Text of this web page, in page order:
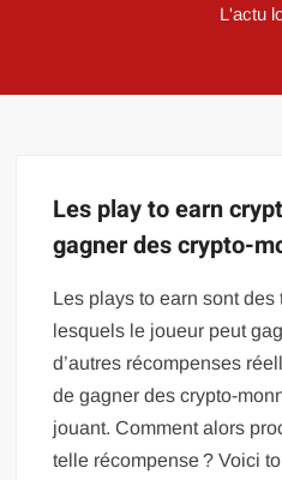
L'actu
Les play to earn
gagner des crypto-
Les plays to earn sont
lesquels le joueur peut
d’autres récompenses
de gagner des crypto-
jouant. Comment alors
telle récompense ? Voici